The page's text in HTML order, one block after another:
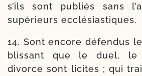
s’ils sont publiés sans
supé­rieurs ecclésiastiques.
14. Sont encore défen­dus
blis­sant que le duel,
divorce sont licites ; qui